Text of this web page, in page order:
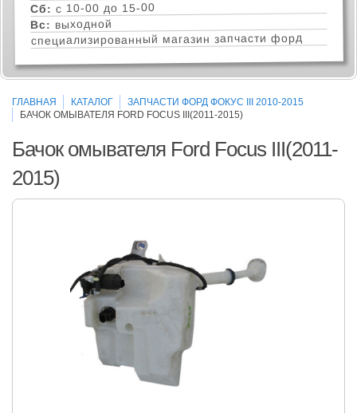
Сб: с 10-00 до 15-00
Вс: выходной
специализированный магазин запчасти форд
ГЛАВНАЯ КАТАЛОГ
ЗАПЧАСТИ ФОРД ФОКУС III 2010-2015
БАЧОК ОМЫВАТЕЛЯ FORD FOCUS III(2011-2015)
Бачок омывателя Ford Focus III(2011-
2015)